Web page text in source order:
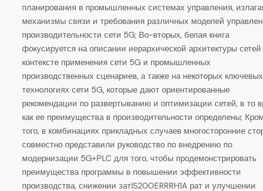
планирования в промышленных системах управления,
механизмы связи и требования различных моделей
производительности сети 5G; Во-вторых, белая книга
фокусируется на описании иерархической архитектуры
контексте применения сети 5G и промышленных
производственных сценариев, а также на некоторых ключевых
технологиях сети 5G, которые дают ориентированные
рекомендации по развертыванию и оптимизации сетей, в то
как ее преимущества в производительности определены;
того, в комбинациях прикладных случаев многосторонние
совместно представили руководство по внедрению по
модернизации 5G+PLC для того, чтобы продемонстрировать
преимущества программы в повышении эффективности
производства, снижении затIS200ERRRH1A рат и улучшении